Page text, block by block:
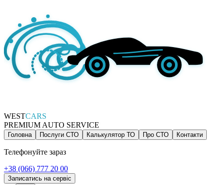
WESTCARS
PREMIUM AUTO SERVICE
Головна Послуги СТО Калькулятор ТО Про СТО Контакти
Телефонуйте зараз
+38 (066) 777 20 00
Записатись на сервіс